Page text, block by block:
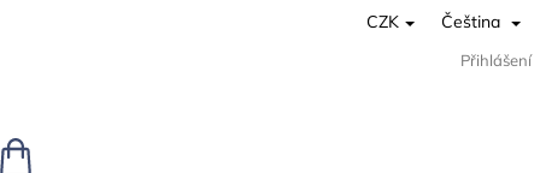
CZK Čeština
Přihlášení
NÁKUPNÍ
KOŠÍK